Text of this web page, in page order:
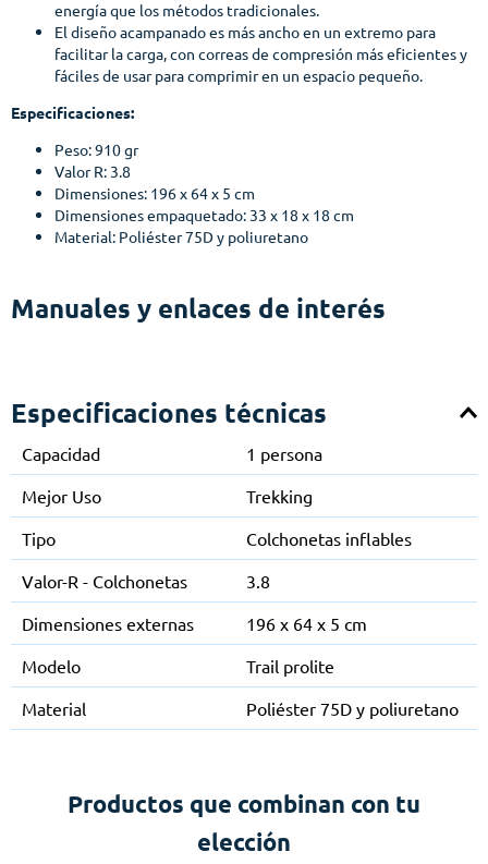
energía que los métodos tradicionales.
El diseño acampanado es más ancho en un extremo para
facilitar la carga, con correas de compresión más eficientes y
fáciles de usar para comprimir en un espacio pequeño.
Especificaciones:
Peso: 910 gr
Valor R: 3.8
Dimensiones: 196 x 64 x 5 cm
Dimensiones empaquetado: 33 x 18 x 18 cm
Material: Poliéster 75D y poliuretano
Manuales y enlaces de interés
Especificaciones técnicas
Capacidad
1 persona
Mejor Uso
Trekking
Tipo
Colchonetas inflables
Valor-R - Colchonetas
3.8
Dimensiones externas
196 x 64 x 5 cm
Modelo
Trail prolite
Material
Poliéster 75D y poliuretano
Productos que combinan con tu
elección